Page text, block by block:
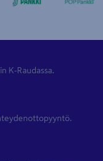
K-Raudassa.